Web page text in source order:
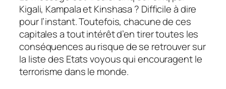
Kigali, Kampala et Kinshasa ? Difficile à dire
pour l’instant. Toutefois, chacune de ces
capitales a tout intérêt d’en tirer toutes les
conséquences au risque de se retrouver sur
la liste des Etats voyous qui encouragent le
terrorisme dans le monde.